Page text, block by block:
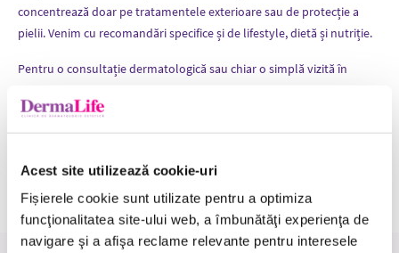
Acest site utilizează cookie-uri
Fișierele cookie sunt utilizate pentru a optimiza
funcţionalitatea site-ului web, a îmbunătăţi experienţa de
navigare şi a afişa reclame relevante pentru interesele
concentrează doar pe tratamentele exterioare sau de protecție a
pielii. Venim cu recomandări specifice și de lifestyle, dietă și nutriție.
Pentru o consultație dermatologică sau chiar o simplă vizită în
Solicită sfatul specialistului